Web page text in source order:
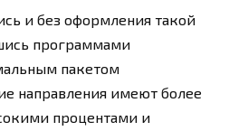
и без оформления такой
программами
пакетом
направления имеют более
процентами и